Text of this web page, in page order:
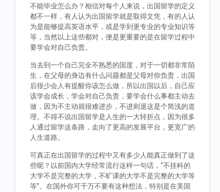
不能毕业怎么办？相信对每个人来说，出国留学的定义
都不一样，有人认为出国留学就是取得文凭，有的人认
为是能够提高英语水平，或是学到更专业的专业知识等
等，当然以上这些都对，便是更重要的是在留学过程中
要学会对自己负责。
当去到一个自己完全不熟悉的国度，对于一切都非常陌
生，在父母的身边有什么问题都是父母对你负责，出国
后很少会人有提醒你该怎么做，所以出国以后，自己应
该学会成长，学会对自己负责，要学会什么事都主动去
做，因为不主动就很难进步，不进则退这是个简浅的道
理。不得不说出国留学是人生的一大转折点，因为很多
人通过留学这条路，走向了更高的发展平台，更宽广的
人生道路。
可真正在出国留学的过程中又有多少人能真正做到了这
些呢？以前国内大学经常流行这样一句话，“不挂科的
大学不是完整的大学，不旷课的大学不是完整的大学等
等”。在国外你可千万不要有这种想法，特别是在美国